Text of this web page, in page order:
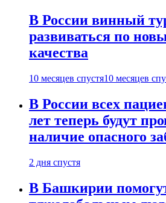
В России винный
развиваться по
качества
10 месяцев спустя10 месяцев
В России всех
лет теперь будут
наличие опасного
2 дня спустя
В Башкирии